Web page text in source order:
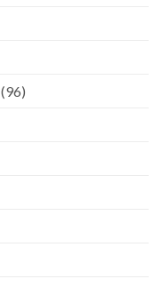
(96)